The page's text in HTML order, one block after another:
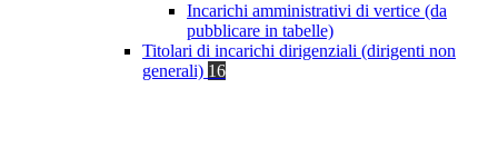
Incarichi amministrativi di vertice (da
pubblicare in tabelle)
Titolari di incarichi dirigenziali (dirigenti non
generali) 16